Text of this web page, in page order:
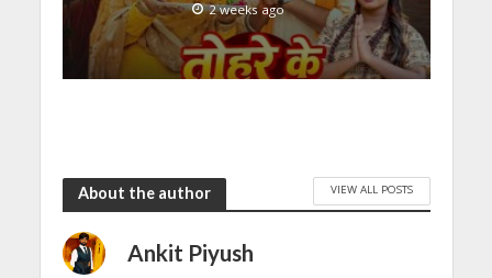
2 weeks ago
About the author VIEW ALL POSTS
Ankit Piyush